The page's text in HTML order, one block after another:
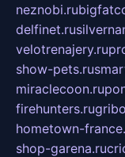
neznobi.ru
delfinet.ru
velotrenajery.ru
show-pets.ru
miraclecoon.ru
firehunters.ru
hometown-
shop-garena.ru